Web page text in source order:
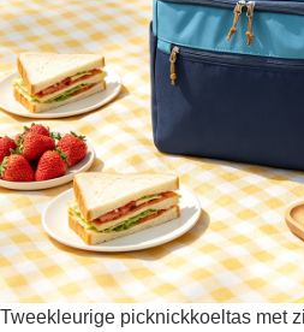
Tweekleurige picknickkoeltas met